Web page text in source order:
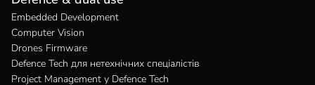
Embedded Development
Computer Vision
Drones Firmware
Defence Tech для нетехнічних спеціалістів
Project Management у Defence Tech